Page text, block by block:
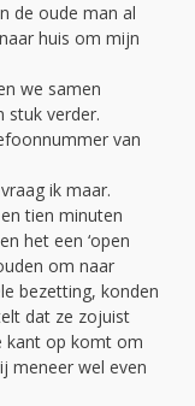
de oude man al
huis om mijn
we samen
stuk verder.
van
ik maar.
tien minuten
het een ‘open
om naar
bezetting, konden
dat ze zojuist
kant op komt om
meneer wel even